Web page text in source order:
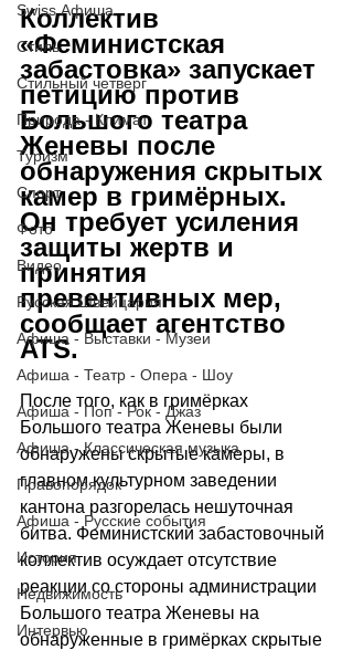
Swiss Афиша
Стиль
Стильный четверг
Природа - Климат
Туризм
Спорт
Фото
Видео
Русская Швейцария
Афиша - Выставки - Музеи
Афиша - Театр - Опера - Шоу
Афиша - Поп - Рок - Джаз
Афиша - Классическая музыка
Правопорядок
Афиша - Русские события
История
Недвижимость
Интервью
Коллектив
«Феминистская
забастовка» запускает
петицию против
Большого театра
Женевы после
обнаружения скрытых
камер в гримёрных.
Он требует усиления
защиты жертв и
принятия
превентивных мер,
сообщает агентство
ATS.
После того, как в гримёрках
Большого театра Женевы были
обнаружены скрытые камеры, в
главном культурном заведении
кантона разгорелась нешуточная
битва. Феминистский забастовочный
коллектив осуждает отсутствие
реакции со стороны администрации
Большого театра Женевы на
обнаруженные в гримёрках скрытые